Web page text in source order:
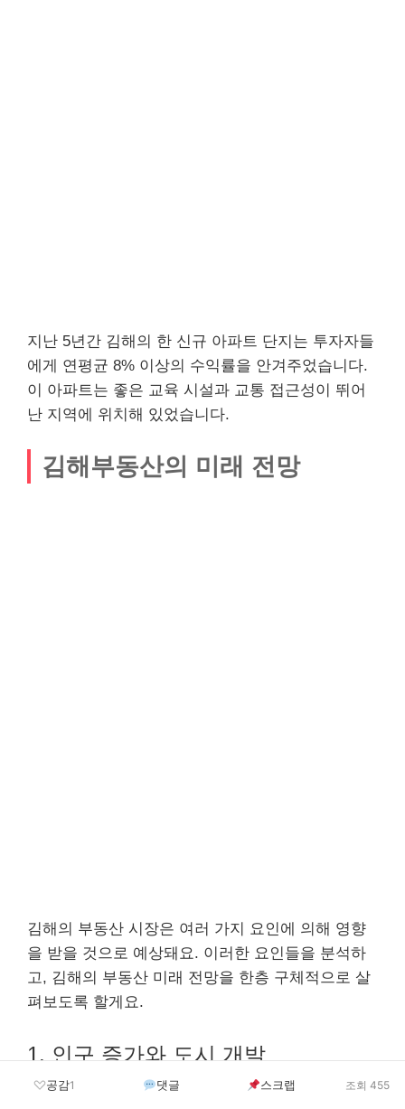
지난 5년간 김해의 한 신규 아파트 단지는 투자자들
에게 연평균 8% 이상의 수익률을 안겨주었습니다.
이 아파트는 좋은 교육 시설과 교통 접근성이 뛰어
난 지역에 위치해 있었습니다.
김해부동산의 미래 전망
김해의 부동산 시장은 여러 가지 요인에 의해 영향
을 받을 것으로 예상돼요. 이러한 요인들을 분석하
고, 김해의 부동산 미래 전망을 한층 구체적으로 살
펴보도록 할게요.
1. 인구 증가와 도시 개발
공감1 댓글 스크랩 조회 455